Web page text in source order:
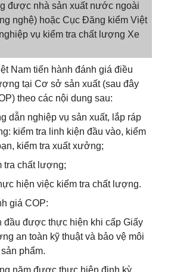
được nhà sản xuất nước ngoài
nghệ) hoặc Cục Đăng kiểm Việt
vụ kiểm tra chất lượng Xe
Nam tiến hành đánh giá điều
tại Cơ sở sản xuất (sau đây
theo các nội dung sau:
dẫn nghiệp vụ sản xuất, lắp ráp
kiểm tra linh kiện đầu vào, kiểm
kiểm tra xuất xưởng;
tra chất lượng;
hiện việc kiểm tra chất lượng.
giá COP:
đầu được thực hiện khi cấp Giấy
an toàn kỹ thuật và bảo vệ môi
phẩm.
năm được thực hiện định kỳ